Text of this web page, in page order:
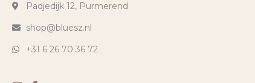
Padjedijk 12, Purmerend
shop@bluesz.nl
+31 6 26 70 36 72